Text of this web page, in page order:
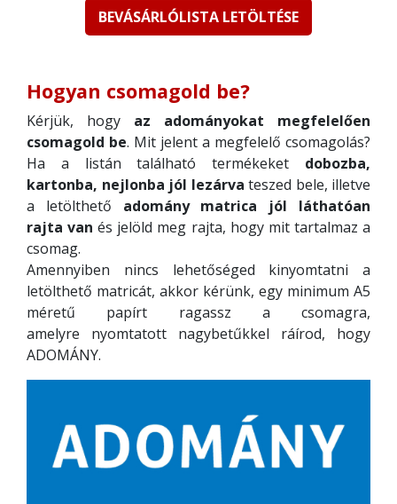
BEVÁSÁRLÓLISTA LETÖLTÉSE
Hogyan csomagold be?
Kérjük, hogy az adományokat megfelelően
csomagold be. Mit jelent a megfelelő csomagolás?
Ha a listán található termékeket dobozba,
kartonba, nejlonba jól lezárva teszed bele, illetve
a letölthető adomány matrica jól láthatóan
rajta vanés jelöld meg rajta, hogy mit tartalmaz a
csomag.
Amennyiben nincs lehetőséged kinyomtatni a
letölthető matricát, akkor kérünk, egy minimum A5
méretű papírt ragassz a csomagra,
amelyre nyomtatott nagybetűkkel ráírod, hogy
ADOMÁNY.